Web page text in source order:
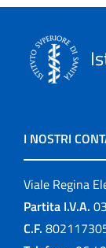
I NOSTRI
Viale Regina
Partita I.V.A.
C.F.